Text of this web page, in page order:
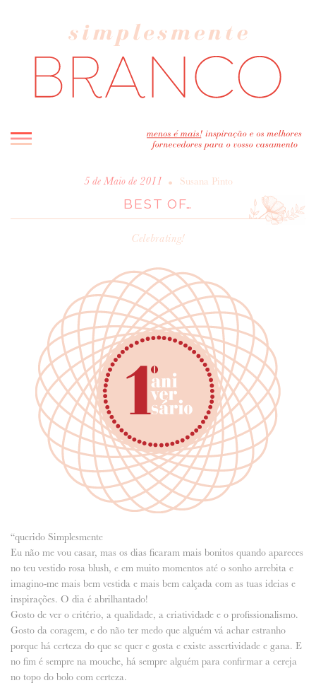
INICIO
BLOG
ENTREVISTAS
REAL WEDDINGS & EDITORIAIS
CASAVA-ME AQUI!
FORNECEDORES RECOMENDADOS
ANUNCIE CONNOSCO
5 de Maio de 2011 • Susana Pinto
BEST OF…
Celebrating!
“querido Simplesmente
Eu não me vou casar, mas os dias ficaram mais bonitos quando apareces
no teu vestido rosa blush, e em muito momentos até o sonho arrebita e
imagino-me mais bem vestida e mais bem calçada com as tuas ideias e
inspirações. O dia é abrilhantado!
Gosto de ver o critério, a qualidade, a criatividade e o profissionalismo.
Gosto da coragem, e do não ter medo que alguém vá achar estranho
porque há certeza do que se quer e gosta e existe assertividade e gana. E
no fim é sempre na mouche, há sempre alguém para confirmar a cereja
no topo do bolo com certeza.